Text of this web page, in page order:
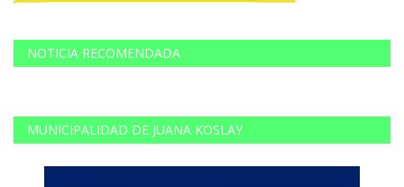
NOTICIA RECOMENDADA
MUNICIPALIDAD DE JUANA KOSLAY